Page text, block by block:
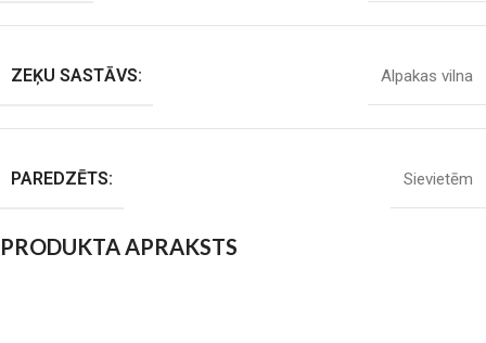
ZEĶU SASTĀVS: Alpakas vilna
PAREDZĒTS: Sievietēm
PRODUKTA APRAKSTS